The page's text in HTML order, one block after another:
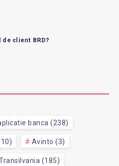
client BRD?
banca (238)
Avinto (3)
(185)